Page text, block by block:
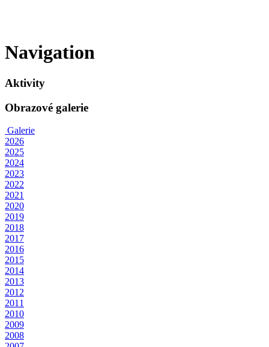
Navigation
Aktivity
Obrazové galerie
Galerie
2026
2025
2024
2023
2022
2021
2020
2019
2018
2017
2016
2015
2014
2013
2012
2011
2010
2009
2008